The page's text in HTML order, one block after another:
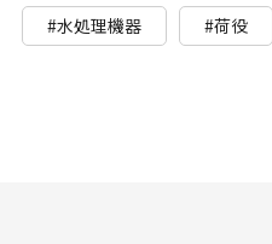
#水処理機器 #荷役